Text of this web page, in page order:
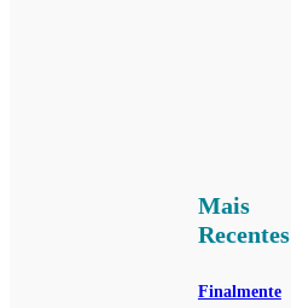
Mais
Recentes
Finalmente